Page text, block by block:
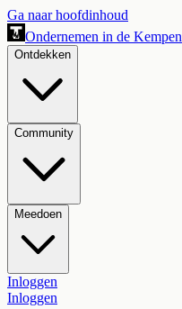
Ga naar hoofdinhoud
Ondernemen in de Kempen
Ontdekken
Community
Meedoen
Inloggen
Inloggen